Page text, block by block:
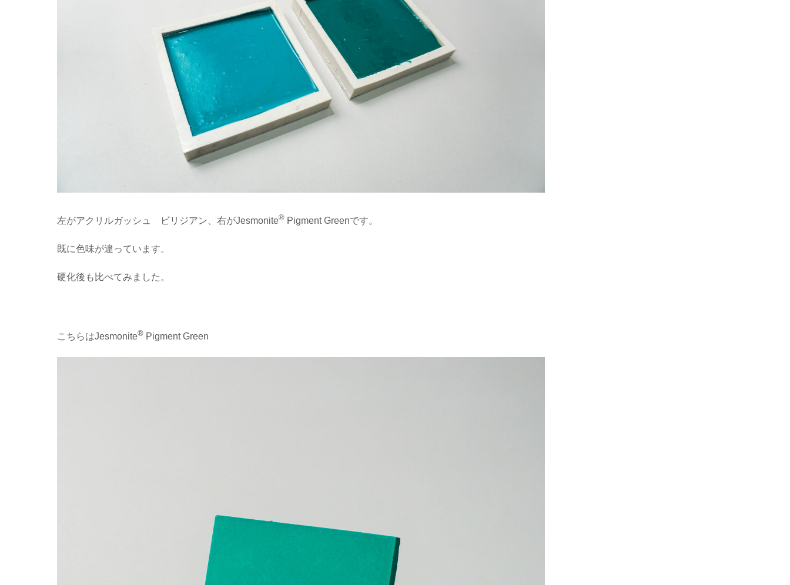
左がアクリルガッシュ ビリジアン、右がJesmonite® Pigment Greenです。
既に色味が違っています。
硬化後も比べてみました。
こちらはJesmonite® Pigment Green